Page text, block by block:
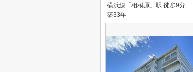
横浜線「相模原」駅 徒歩9分
築33年